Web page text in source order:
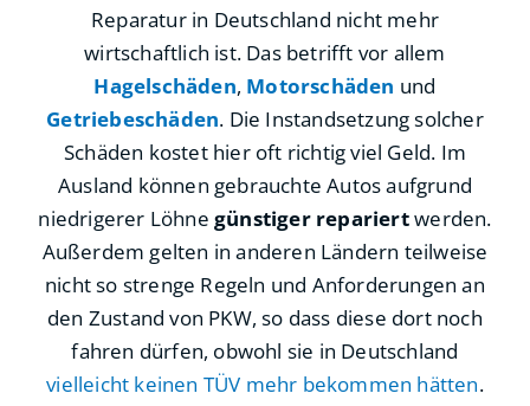
Reparatur in Deutschland nicht mehr
wirtschaftlich ist. Das betrifft vor allem
Hagelschäden, Motorschäden und
Getriebeschäden. Die Instandsetzung solcher
Schäden kostet hier oft richtig viel Geld. Im
Ausland können gebrauchte Autos aufgrund
niedrigerer Löhnegünstiger repariertwerden.
Außerdem gelten in anderen Ländern teilweise
nicht so strenge Regeln und Anforderungen an
den Zustand von PKW, so dass diese dort noch
fahren dürfen, obwohl sie in Deutschland
vielleicht keinen TÜV mehr bekommen hätten.